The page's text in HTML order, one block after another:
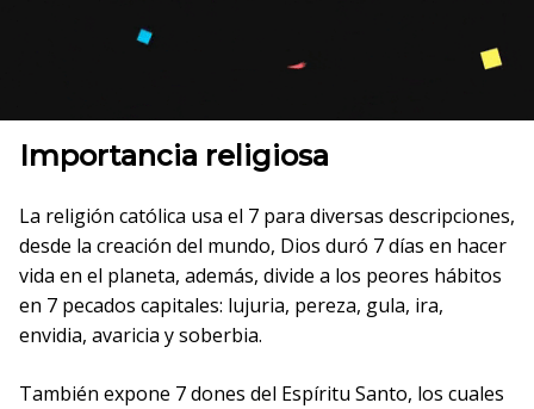
Importancia religiosa
La religión católica usa el 7 para diversas descripciones,
desde la creación del mundo, Dios duró 7 días en hacer
vida en el planeta, además, divide a los peores hábitos
en 7 pecados capitales: lujuria, pereza, gula, ira,
envidia, avaricia y soberbia.
También expone 7 dones del Espíritu Santo, los cuales